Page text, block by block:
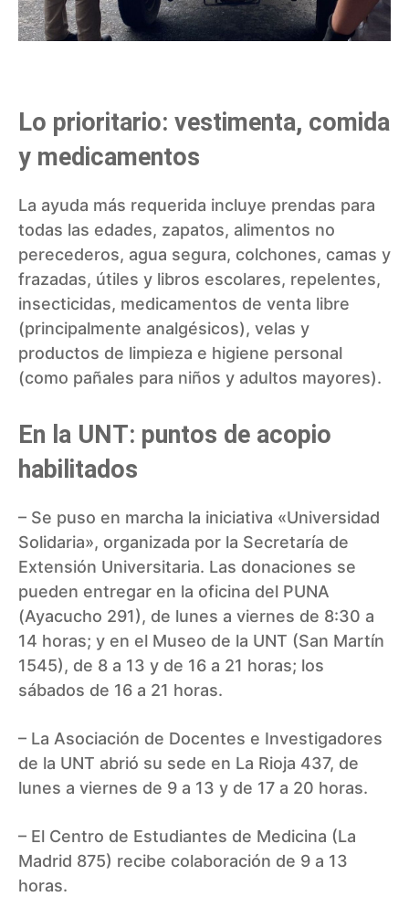
Lo prioritario: vestimenta, comida
y medicamentos
La ayuda más requerida incluye prendas para
todas las edades, zapatos, alimentos no
perecederos, agua segura, colchones, camas y
frazadas, útiles y libros escolares, repelentes,
insecticidas, medicamentos de venta libre
(principalmente analgésicos), velas y
productos de limpieza e higiene personal
(como pañales para niños y adultos mayores).
En la UNT: puntos de acopio
habilitados
– Se puso en marcha la iniciativa «Universidad
Solidaria», organizada por la Secretaría de
Extensión Universitaria. Las donaciones se
pueden entregar en la oficina del PUNA
(Ayacucho 291), de lunes a viernes de 8:30 a
14 horas; y en el Museo de la UNT (San Martín
1545), de 8 a 13 y de 16 a 21 horas; los
sábados de 16 a 21 horas.
– La Asociación de Docentes e Investigadores
de la UNT abrió su sede en La Rioja 437, de
lunes a viernes de 9 a 13 y de 17 a 20 horas.
– El Centro de Estudiantes de Medicina (La
Madrid 875) recibe colaboración de 9 a 13
horas.